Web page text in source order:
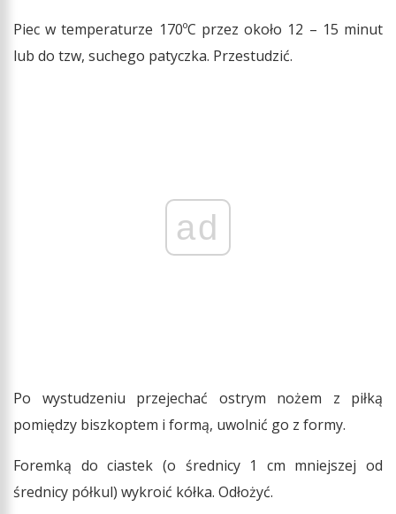
Piec w temperaturze 170ºC przez około 12 – 15 minut
lub do tzw, suchego patyczka. Przestudzić.
ad
Po wystudzeniu przejechać ostrym nożem z piłką
pomiędzy biszkoptem i formą, uwolnić go z formy.
Foremką do ciastek (o średnicy 1 cm mniejszej od
średnicy półkul) wykroić kółka. Odłożyć.